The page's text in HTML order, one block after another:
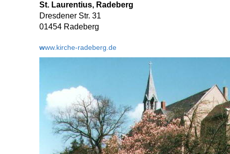
St. Laurentius, Radeberg
Dresdener Str. 31
01454 Radeberg
www.kirche-radeberg.de